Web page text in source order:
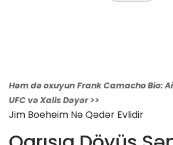
Həm də oxuyun Frank Camacho Bio:
UFC və Xalis Dəyər >>
Jim Boeheim Nə Qədər Evlidir